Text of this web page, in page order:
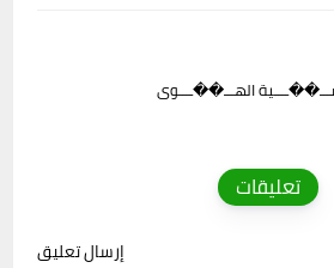
الهـــ��ــــوى
تعليقات
إرسال تعليق